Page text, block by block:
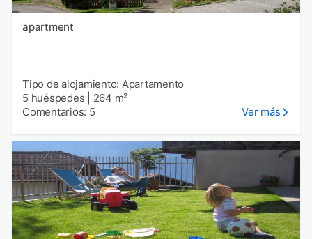
apartment
Tipo de alojamiento: Apartamento
5 huéspedes
264 m²
Comentarios: 5
Ver más